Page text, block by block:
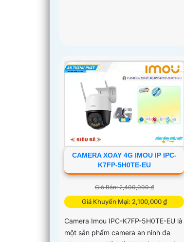
CAMERA XOAY 4G IMOU IP IPC-
K7FP-5H0TE-EU
Giá Bán: 2,400,000 ₫
Giá Khuyến Mại: 2,100,000 ₫
Camera Imou IPC-K7FP-5H0TE-EU là
một sản phẩm camera an ninh đa